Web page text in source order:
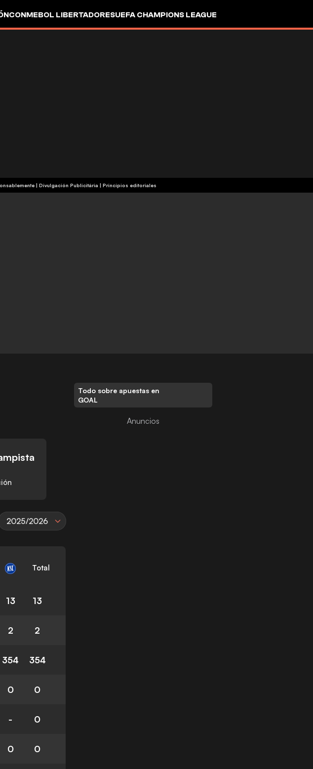
CONMEBOL LIBERTADORESUEFA CHAMPIONS LEAGUE
| Divulgación Publicitária | Principios editoriales
2025/2026
Total
13 13
2 2
354 354
0 0
- 0
0 0
Todo sobre apuestas en
GOAL